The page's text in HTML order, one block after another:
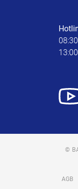
©
AGB